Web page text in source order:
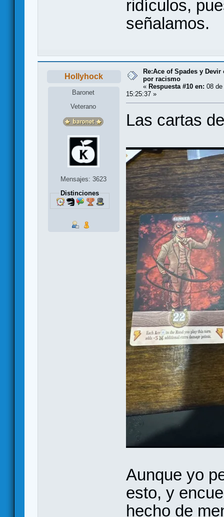
ridículos,
señalamos.
Hollyhock
Baronet
Veterano
Mensajes: 3623
Distinciones
Re:Ace of Spades y
por racismo
« Respuesta #10 en: 08
15:25:37 »
Las cartas
Aunque yo
esto, y
hecho de